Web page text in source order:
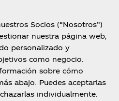
Socios (“Nosotros”)
nuestra página web,
personalizado y
como negocio.
sobre cómo
abajo. Puedes aceptarlas
individualmente.